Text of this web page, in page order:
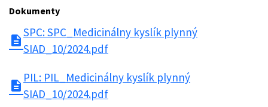
Dokumenty
description
SPC: SPC_Medicinálny kyslík plynný
SIAD_10/2024.pdf
description
PIL: PIL_Medicinálny kyslík plynný
SIAD_10/2024.pdf